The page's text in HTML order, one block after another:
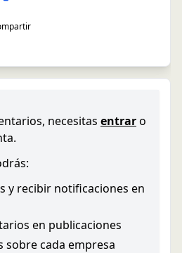
necesitas entraro
y recibir notificaciones en
en publicaciones
sobre cada empresa